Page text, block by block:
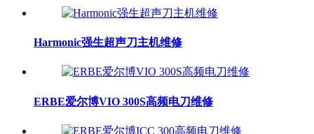
Harmonic强生超声刀主机维修
ERBE爱尔博VIO 300S高频电刀维修